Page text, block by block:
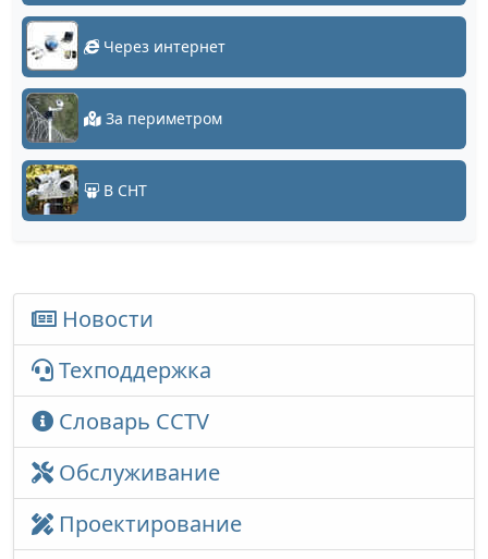
Через интернет
За периметром
В СНТ
Новости
Техподдержка
Словарь CCTV
Обслуживание
Проектирование